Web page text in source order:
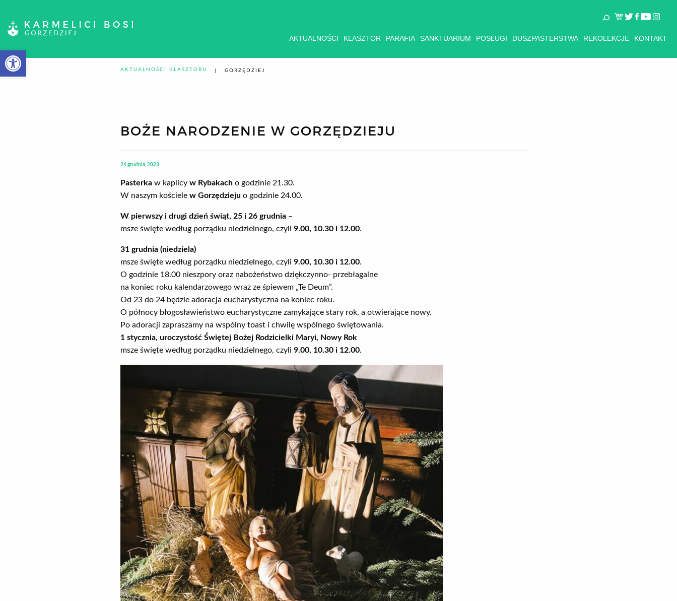
Otwórz pasek narzędzi
AKTUALNOŚCI KLASZTOR PARAFIA SANKTUARIUM POSŁUGI DUSZPASTERSTWA REKOLEKCJE KONTAKT
AKTUALNOŚCI KLASZTORU GORZĘDZIEJ
BOŻE NARODZENIE W GORZĘDZIEJU
24 grudnia, 2023
Pasterka w kaplicy w Rybakach o godzinie 21.30.
W naszym kościele w Gorzędzieju o godzinie 24.00.
W pierwszy i drugi dzień świąt, 25 i 26 grudnia –
msze święte według porządku niedzielnego, czyli 9.00, 10.30 i 12.00.
31 grudnia (niedziela)
msze święte według porządku niedzielnego, czyli 9.00, 10.30 i 12.00.
O godzinie 18.00 nieszpory oraz nabożeństwo dziękczynno- przebłagalne
na koniec roku kalendarzowego wraz ze śpiewem „Te Deum”.
Od 23 do 24 będzie adoracja eucharystyczna na koniec roku.
O północy błogosławieństwo eucharystyczne zamykające stary rok, a otwierające nowy.
Po adoracji zapraszamy na wspólny toast i chwilę wspólnego świętowania.
1 stycznia, uroczystość Świętej Bożej Rodzicielki Maryi, Nowy Rok
msze święte według porządku niedzielnego, czyli 9.00, 10.30 i 12.00.